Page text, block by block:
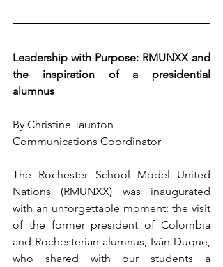
Leadership with Purpose: RMUNXX and
the inspiration of a presidential
alumnus
By Christine Taunton
Communications Coordinator
The Rochester School Model United
Nations (RMUNXX) was inaugurated
with an unforgettable moment: the visit
of the former president of Colombia
and Rochesterian alumnus, Iván Duque,
who shared with our students a